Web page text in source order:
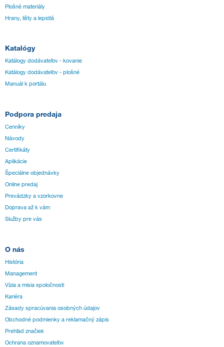
Plošné materiály
Hrany, lišty a lepidlá
Katalógy
Katálogy dodávateľov - kovanie
Katálogy dodávateľov - plošné
Manuál k portálu
Podpora predaja
Cenníky
Návody
Certifikáty
Aplikácie
Špeciálne objednávky
Online predaj
Prevádzky a vzorkovne
Doprava až k vám
Služby pre vás
O nás
História
Management
Vízia a misia spoločnosti
Kariéra
Zásady spracúvania osobných údajov
Obchodné podmienky a reklamačný zápis
Prehľad značiek
Ochrana oznamovateľov